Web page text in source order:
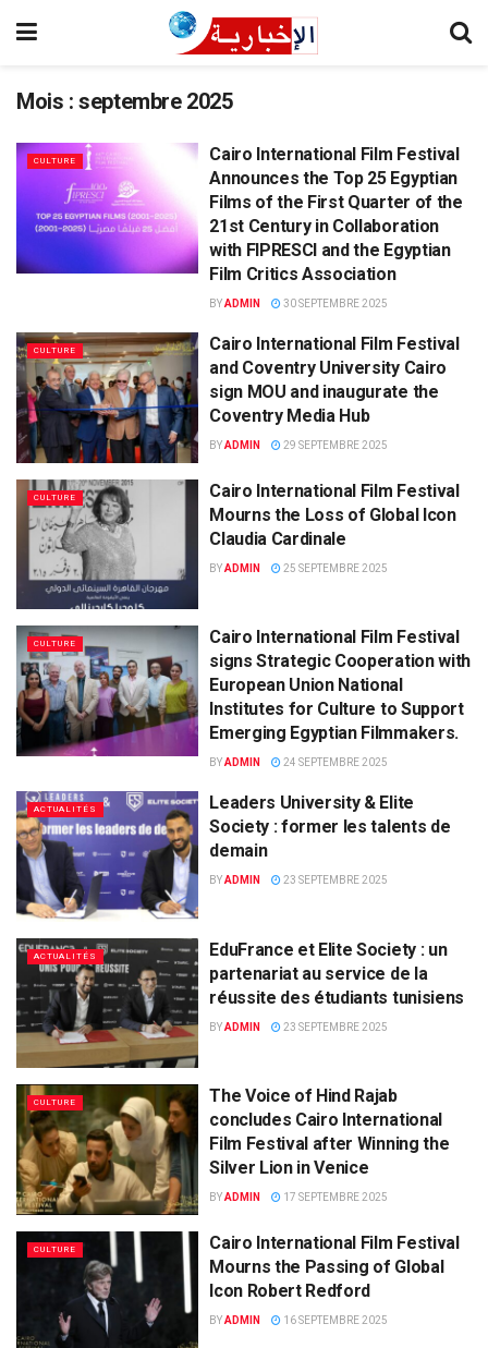
Mois :septembre 2025
CULTURE
Cairo International Film Festival
Announces the Top 25 Egyptian
Films of the First Quarter of the
21st Century in Collaboration
with FIPRESCI and the Egyptian
Film Critics Association
BYADMIN 30 SEPTEMBRE 2025
CULTURE
Cairo International Film Festival
and Coventry University Cairo
sign MOU and inaugurate the
Coventry Media Hub
BYADMIN 29 SEPTEMBRE 2025
CULTURE
Cairo International Film Festival
Mourns the Loss of Global Icon
Claudia Cardinale
BYADMIN 25 SEPTEMBRE 2025
CULTURE
Cairo International Film Festival
signs Strategic Cooperation with
European Union National
Institutes for Culture to Support
Emerging Egyptian Filmmakers.
BYADMIN 24 SEPTEMBRE 2025
ACTUALITÉS
Leaders University & Elite
Society : former les talents de
demain
BYADMIN 23 SEPTEMBRE 2025
ACTUALITÉS
EduFrance et Elite Society : un
partenariat au service de la
réussite des étudiants tunisiens
BYADMIN 23 SEPTEMBRE 2025
CULTURE
The Voice of Hind Rajab
concludes Cairo International
Film Festival after Winning the
Silver Lion in Venice
BYADMIN 17 SEPTEMBRE 2025
CULTURE
Cairo International Film Festival
Mourns the Passing of Global
Icon Robert Redford
BYADMIN 16 SEPTEMBRE 2025